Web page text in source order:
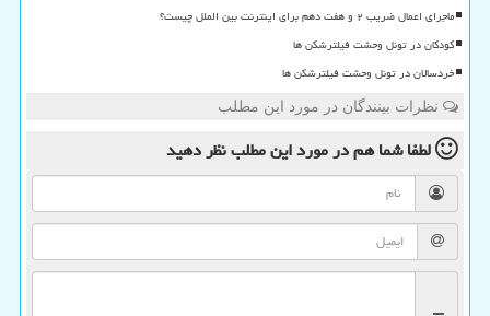
ماجرای اعمال ضریب ۲ و هفت دهم برای اینترنت بین الملل چیست؟
کودکان در تونل وحشت فیلترشکن ها
خردسالان در تونل وحشت فیلترشکن ها
نظرات بینندگان در مورد این مطلب
لطفا شما همدر مورد این مطلبنظر دهید